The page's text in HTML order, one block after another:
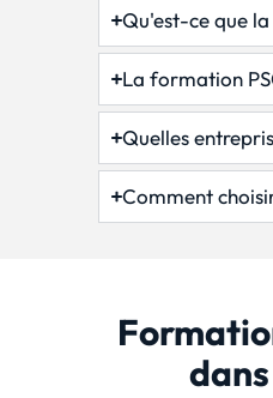
Qu'est-ce que
La formation
Quelles
Comment